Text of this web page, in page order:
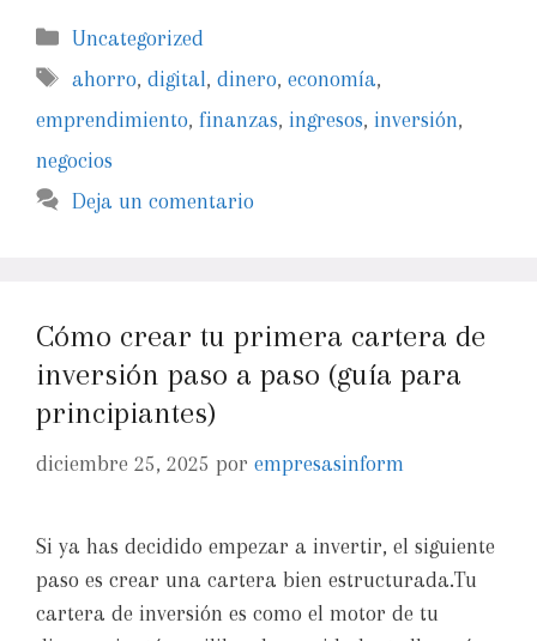
Uncategorized
ahorro,digital,dinero,economía,
emprendimiento, finanzas, ingresos, inversión,
negocios
Deja un comentario
Cómo crear tu primera cartera de
inversión paso a paso (guía para
principiantes)
diciembre 25, 2025 por empresasinform
Si ya has decidido empezar a invertir, el siguiente
paso es crear una cartera bien estructurada.Tu
cartera de inversión es como el motor de tu